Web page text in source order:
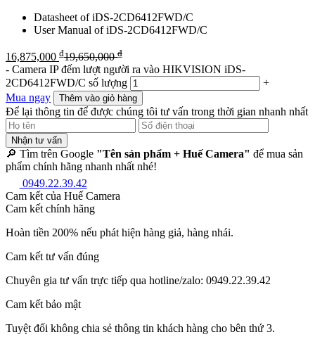
Datasheet of iDS-2CD6412FWD/C
User Manual of iDS-2CD6412FWD/C
16,875,000 ₫19,650,000₫
- Camera IP đếm lượt người ra vào HIKVISION iDS-
2CD6412FWD/C số lượng
+
Mua ngay
Thêm vào giỏ hàng
Để lại thông tin để được chúng tôi tư vấn trong thời gian nhanh nhất
Nhận tư vấn
🔎 Tìm trên Google "Tên sản phẩm + Huế Camera" để mua sản
phẩm chính hãng nhanh nhất nhé!
0949.22.39.42
Cam kết của Huế Camera
Cam kết chính hãng
Hoàn tiền 200% nếu phát hiện hàng giả, hàng nhái.
Cam kết tư vấn đúng
Chuyên gia tư vấn trực tiếp qua hotline/zalo: 0949.22.39.42
Cam kết bảo mật
Tuyệt đối không chia sẻ thông tin khách hàng cho bên thứ 3.